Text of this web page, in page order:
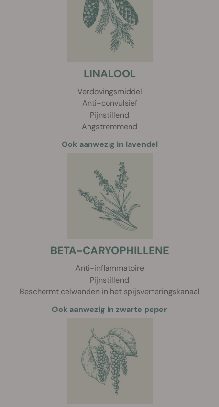
LINALOOL
Verdovingsmiddel
Anti-convulsief
Pijnstillend
Angstremmend
Ook aanwezig in lavendel
BETA-CARYOPHILLENE
Anti-inflammatoire
Pijnstillend
Beschermt celwanden in het spijsverteringskanaal
Ook aanwezig in zwarte peper